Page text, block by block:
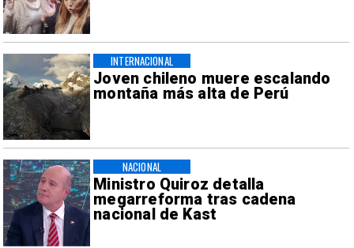
Joven chileno muere escalando
montaña más alta de Perú
INTERNACIONAL
Ministro Quiroz detalla
megarreforma tras cadena
nacional de Kast
NACIONAL